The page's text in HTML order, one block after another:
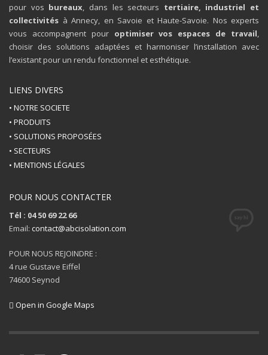
pour vos bureaux, dans les secteurs tertiaire, industriel et
collectivités à Annecy, en Savoie et Haute-Savoie. Nos experts
vous accompagnent pour optimiser vos espaces de travail,
choisir des solutions adaptées et harmoniser l’installation avec
l’existant pour un rendu fonctionnel et esthétique.
LIENS DIVERS
• NOTRE SOCIETE
• PRODUITS
• SOLUTIONS PROPOSÉES
• SECTEURS
• MENTIONS LÉGALES
POUR NOUS CONTACTER
Tél : 04 50 69 22 66
Email: contact@abcisolation.com
POUR NOUS REJOINDRE :
4 rue Gustave Eiffel
74600 Seynod
Open in Google Maps